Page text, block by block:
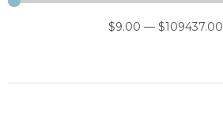
$9.00 — $109437.00